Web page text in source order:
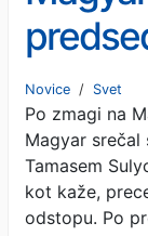
takoj
Novice / Svet
Po zmagi na
Magyar
Tamasem
kot kaže,
odstopu. Po